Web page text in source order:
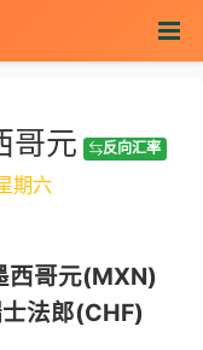
哥元 反向汇率
期六
西哥元(MXN)
法郎(CHF)